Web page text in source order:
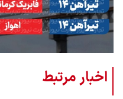
اخبار مرتبط